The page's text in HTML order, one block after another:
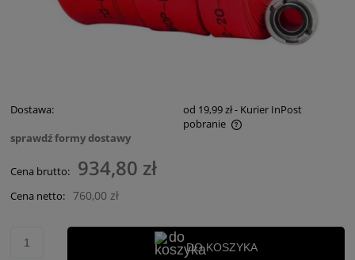
Dostawa: od 19,99 zł- Kurier InPost
pobranie
Cena nie zawiera ewentualnych kosztów płatności
sprawdź formy dostawy
Cena brutto: 934,80 zł
Cena netto: 760,00 zł
DO KOSZYKA